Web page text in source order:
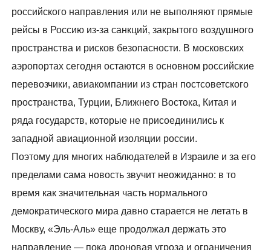
российского направления или не выполняют прямые
рейсы в Россию из-за санкций, закрытого воздушного
пространства и рисков безопасности. В московских
аэропортах сегодня остаются в основном российские
перевозчики, авиакомпании из стран постсоветского
пространства, Турции, Ближнего Востока, Китая и
ряда государств, которые не присоединились к
западной авиационной изоляции россии.
Поэтому для многих наблюдателей в Израиле и за его
пределами сама новость звучит неожиданно: в то
время как значительная часть нормального
демократического мира давно старается не летать в
Москву, «Эль-Аль» еще продолжал держать это
направление — пока дроновая угроза и ограничения